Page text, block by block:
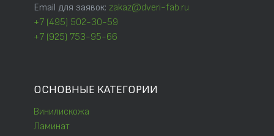
Email для заявок: zakaz@dveri-fab.ru
+7 (495) 502-30-59
+7 (925) 753-95-66
ОСНОВНЫЕ КАТЕГОРИИ
Винилискожа
Ламинат